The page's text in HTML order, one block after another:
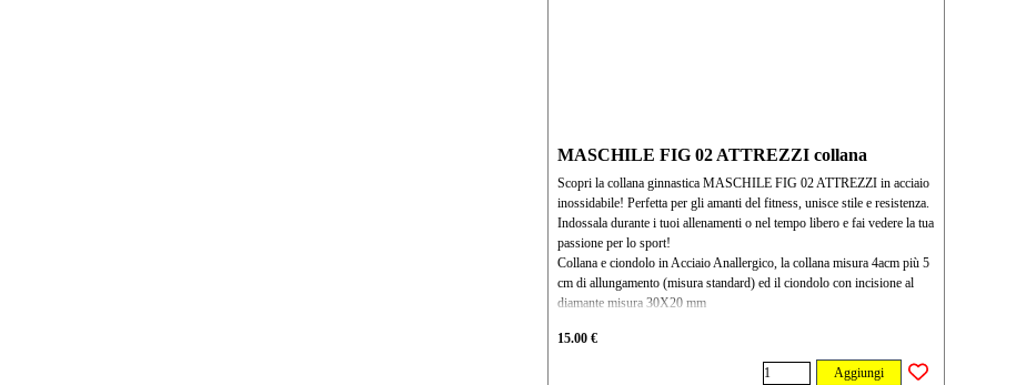
MASCHILE FIG 02 ATTREZZI collana
Scopri la collana ginnastica MASCHILE FIG 02 ATTREZZI in acciaio
inossidabile! Perfetta per gli amanti del fitness, unisce stile e resistenza.
Indossala durante i tuoi allenamenti o nel tempo libero e fai vedere la tua
passione per lo sport!
Collana e ciondolo in Acciaio Anallergico, la collana misura 4acm più 5
cm di allungamento (misura standard) ed il ciondolo con incisione al
diamante misura 30X20 mm
15.00 €
Aggiungi